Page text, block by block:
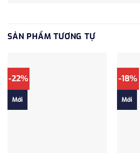
SẢN PHẨM TƯƠNG TỰ
-22%
Mới
-18%
Mới